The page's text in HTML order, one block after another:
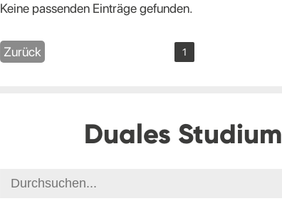
Keine passenden Einträge gefunden.
Zurück 1
Duales Studium